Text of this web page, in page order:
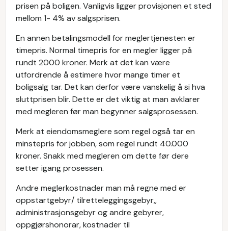
prisen på boligen. Vanligvis ligger provisjonen et sted
mellom 1- 4% av salgsprisen.
En annen betalingsmodell for meglertjenesten er
timepris. Normal timepris for en megler ligger på
rundt 2000 kroner. Merk at det kan være
utfordrende å estimere hvor mange timer et
boligsalg tar. Det kan derfor være vanskelig å si hva
sluttprisen blir. Dette er det viktig at man avklarer
med megleren før man begynner salgsprosessen.
Merk at eiendomsmeglere som regel også tar en
minstepris for jobben, som regel rundt 40.000
kroner. Snakk med megleren om dette før dere
setter igang prosessen.
Andre meglerkostnader man må regne med er
oppstartgebyr/ tilretteleggingsgebyr,,
administrasjonsgebyr og andre gebyrer,
oppgjørshonorar, kostnader til